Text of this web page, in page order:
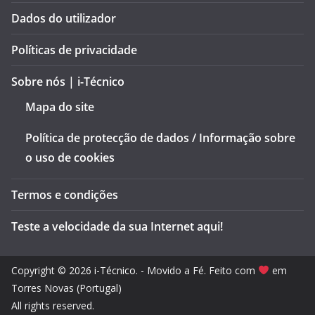
Dados do utilizador
Políticas de privacidade
Sobre nós | i-Técnico
Mapa do site
Política de protecção de dados / Informação sobre
o uso de cookies
Termos e condições
Teste a velocidade da sua Internet aqui!
Copyright © 2026 i-Técnico. - Movido a Fé. Feito com
em
Torres Novas (Portugal)
All rights reserved.